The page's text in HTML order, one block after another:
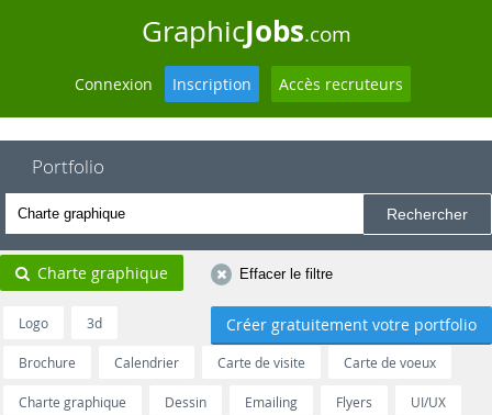
GraphicJobs.com
Connexion Inscription Accès recruteurs
Portfolio
Charte graphique Effacer le filtre
Créer gratuitement votre portfolio
Logo 3d
Brochure Calendrier Carte de visite Carte de voeux
Charte graphique Dessin Emailing Flyers UI/UX